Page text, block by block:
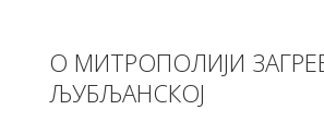
О МИТРОПОЛИЈИ
ЉУБЉАНСКОЈ